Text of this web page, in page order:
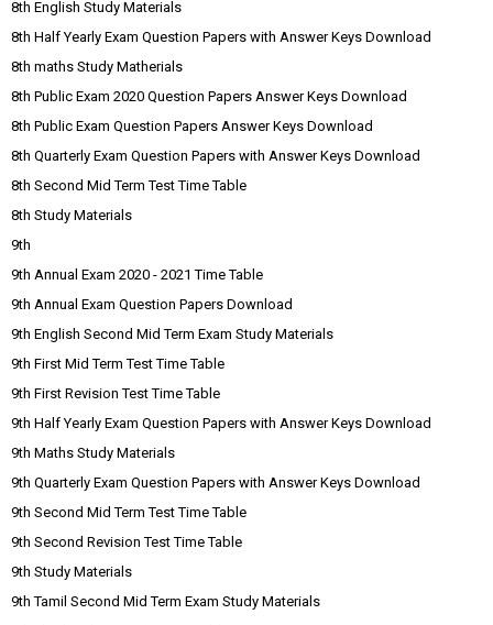
8th English Study Materials
8th Half Yearly Exam Question Papers with Answer Keys Download
8th maths Study Matherials
8th Public Exam 2020 Question Papers Answer Keys Download
8th Public Exam Question Papers Answer Keys Download
8th Quarterly Exam Question Papers with Answer Keys Download
8th Second Mid Term Test Time Table
8th Study Materials
9th
9th Annual Exam 2020 - 2021 Time Table
9th Annual Exam Question Papers Download
9th English Second Mid Term Exam Study Materials
9th First Mid Term Test Time Table
9th First Revision Test Time Table
9th Half Yearly Exam Question Papers with Answer Keys Download
9th Maths Study Materials
9th Quarterly Exam Question Papers with Answer Keys Download
9th Second Mid Term Test Time Table
9th Second Revision Test Time Table
9th Study Materials
9th Tamil Second Mid Term Exam Study Materials